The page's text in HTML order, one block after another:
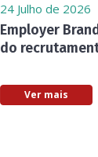
24 Julho de 2026
Employer
do
Ver mais